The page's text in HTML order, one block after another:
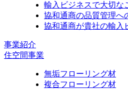
輸入ビジネスで大切な
協和通商の品質管理へ
協和通商が貴社の輸入
事業紹介
住空間事業
無垢フローリング材
複合フローリング材